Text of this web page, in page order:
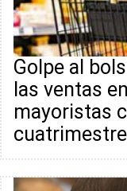
Golpe al
las ventas
mayoristas
cuatrimestre